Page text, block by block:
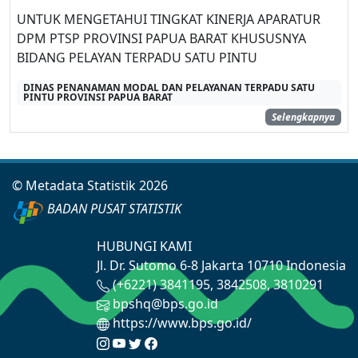
UNTUK MENGETAHUI TINGKAT KINERJA APARATUR
DPM PTSP PROVINSI PAPUA BARAT KHUSUSNYA
BIDANG PELAYAN TERPADU SATU PINTU
DINAS PENANAMAN MODAL DAN PELAYANAN TERPADU SATU
PINTU PROVINSI PAPUA BARAT
Selengkapnya
© Metadata Statistik 2026
BADAN PUSAT STATISTIK
HUBUNGI KAMI
Jl. Dr. Sutomo 6-8 Jakarta 10710 Indonesia
(+6221) 3841195, 3842508, 3810291
bpshq@bps.go.id
https://www.bps.go.id/